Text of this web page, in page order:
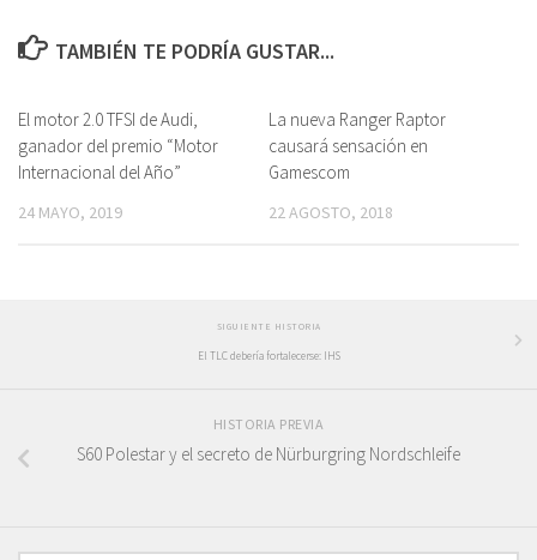
TAMBIÉN TE PODRÍA GUSTAR...
El motor 2.0 TFSI de Audi,
ganador del premio “Motor
Internacional del Año”
24 MAYO, 2019
La nueva Ranger Raptor
causará sensación en
Gamescom
22 AGOSTO, 2018
SIGUIENTE HISTORIA
El TLC debería fortalecerse: IHS
HISTORIA PREVIA
S60 Polestar y el secreto de Nürburgring Nordschleife